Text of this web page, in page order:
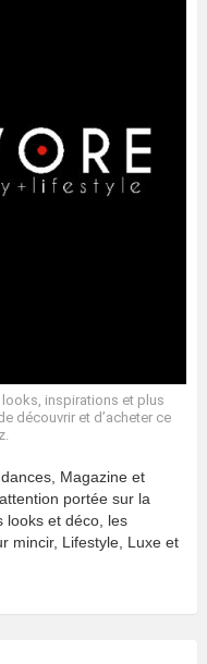
inspirations et plus
découvrir et d’acheter ce
Magazine et
portée sur la
looks et déco, les
mincir, Lifestyle, Luxe et